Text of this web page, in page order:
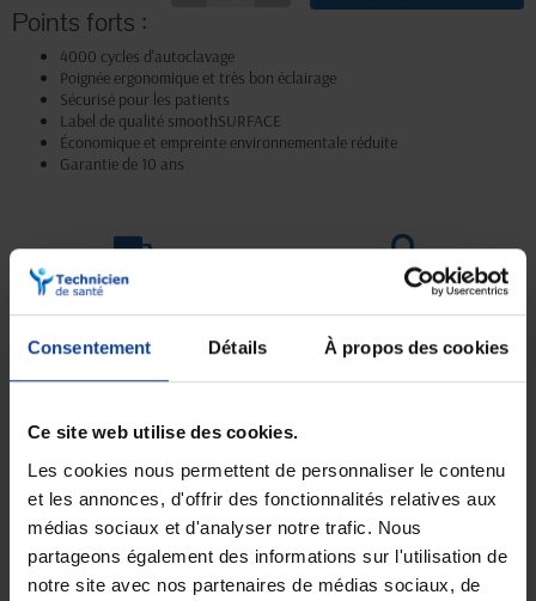
Consentement Détails À propos des cookies
Ce site web utilise des cookies.
Les cookies nous permettent de personnaliser le contenu
et les annonces, d'offrir des fonctionnalités relatives aux
médias sociaux et d'analyser notre trafic. Nous
partageons également des informations sur l'utilisation de
notre site avec nos partenaires de médias sociaux, de
Points forts :
4000 cycles d'autoclavage
Poignée ergonomique et très bon éclairage
Sécurisé pour les patients
Label de qualité smoothSURFACE
Économique et empreinte environnementale réduite
Garantie de 10 ans
Livraison gratuite
d'achats
Paiement sécurisé
soignée et discrète
Lundi au jeudi : 9h à 12h30 - 13h30 à
Le vendredi jusqu'à 17h
Description